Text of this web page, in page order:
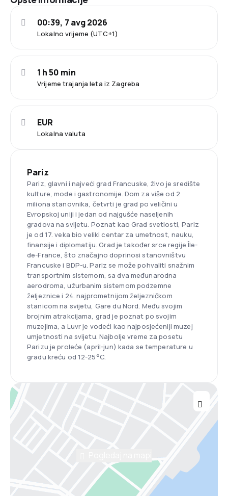
Lokalno vrijeme (UTC+1)
00:39, 7 avg 2026
Vrijeme trajanja leta iz Zagreba
1 h 50 min
Lokalna valuta
EUR
Pariz
Pariz, glavni i najveći grad Francuske, živo je središte
kulture, mode i gastronomije. Dom za više od 2
miliona stanovnika, četvrti je grad po veličini u
Evropskoj uniji i jedan od najgušće naseljenih
gradova na svijetu. Poznat kao Grad svetlosti, Pariz
je od 17. veka bio veliki centar za umetnost, nauku,
finansije i diplomatiju. Grad je također srce regije Île-
de-France, što značajno doprinosi stanovništvu
Francuske i BDP-u. Pariz se može pohvaliti snažnim
transportnim sistemom, sa dva međunarodna
aerodroma, užurbanim sistemom podzemne
željeznice i 24. najprometnijom željezničkom
stanicom na svijetu, Gare du Nord. Među svojim
brojnim atrakcijama, grad je poznat po svojim
muzejima, a Luvr je vodeći kao najposjećeniji muzej
umjetnosti na svijetu. Najbolje vreme za posetu
Parizu je proleće (april-jun) kada se temperature u
gradu kreću od 12-25°C.